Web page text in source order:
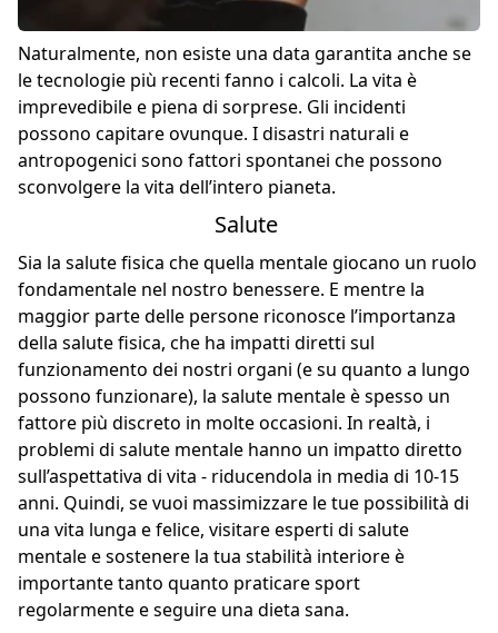
Naturalmente, non esiste una data garantita anche se
le tecnologie più recenti fanno i calcoli. La vita è
imprevedibile e piena di sorprese. Gli incidenti
possono capitare ovunque. I disastri naturali e
antropogenici sono fattori spontanei che possono
sconvolgere la vita dell’intero pianeta.
Salute
Sia la salute fisica che quella mentale giocano un ruolo
fondamentale nel nostro benessere. E mentre la
maggior parte delle persone riconosce l’importanza
della salute fisica, che ha impatti diretti sul
funzionamento dei nostri organi (e su quanto a lungo
possono funzionare), la salute mentale è spesso un
fattore più discreto in molte occasioni. In realtà, i
problemi di salute mentale hanno un impatto diretto
sull’aspettativa di vita - riducendola in media di 10-15
anni. Quindi, se vuoi massimizzare le tue possibilità di
una vita lunga e felice, visitare esperti di salute
mentale e sostenere la tua stabilità interiore è
importante tanto quanto praticare sport
regolarmente e seguire una dieta sana.